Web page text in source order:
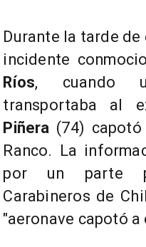
Durante la tarde
incidente
Ríos, cuando
transportaba al
Piñera (74)
Ranco. La
por un parte
Carabineros de
"aeronave capotó